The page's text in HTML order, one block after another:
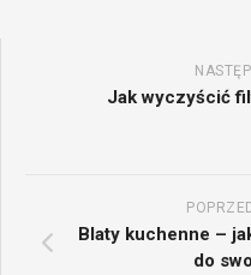
Jak wyczyścić
Blaty kuchenne –
do